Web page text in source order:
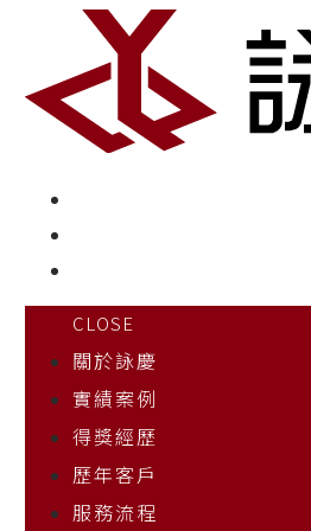
CLOSE
關於詠慶
實績案例
得獎經歷
歷年客戶
服務流程